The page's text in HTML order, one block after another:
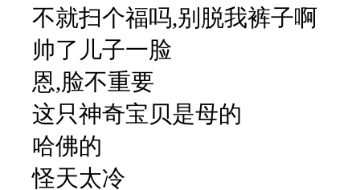
不就扫个福吗,别脱我裤子啊
帅了儿子一脸
恩,脸不重要
这只神奇宝贝是母的
哈佛的
怪天太冷